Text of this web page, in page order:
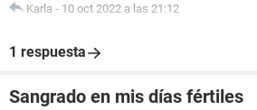
Karla - 10 oct 2022 a las 21:12
1 respuesta
Sangrado en mis días fértiles